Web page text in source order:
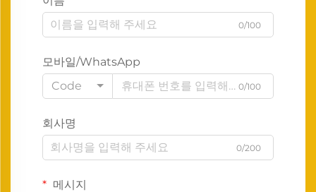
0/100
모바일/WhatsApp
Code
0/100
회사명
0/200
메시지